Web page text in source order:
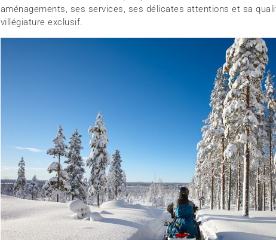
aménagements, ses services, ses délicates attentions et sa
villégiature exclusif.